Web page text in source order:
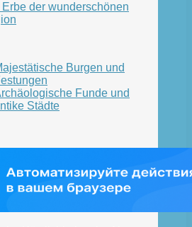
der wunderschönen
Burgen und
Funde und
Städte